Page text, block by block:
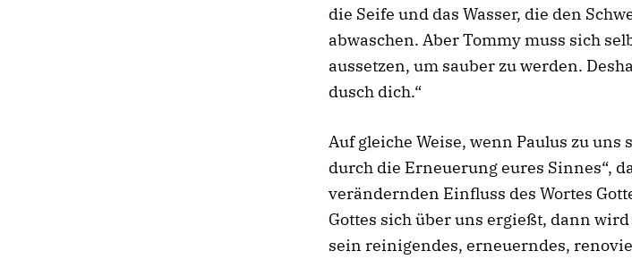
die Seife und das Wasser, die den
abwaschen. Aber Tommy muss sich
aussetzen, um sauber zu werden.
dusch dich.“
Auf gleiche Weise, wenn Paulus zu
durch die Erneuerung eures Sinnes“,
verändernden Einfluss des Wortes
Gottes sich über uns ergießt, dann
sein reinigendes, erneuerndes,